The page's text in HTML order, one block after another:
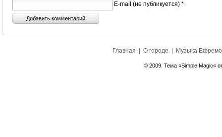
E-mail (не публикуется) *
Главная О городе Музыка
© 2009. Тема «Simple Magic«